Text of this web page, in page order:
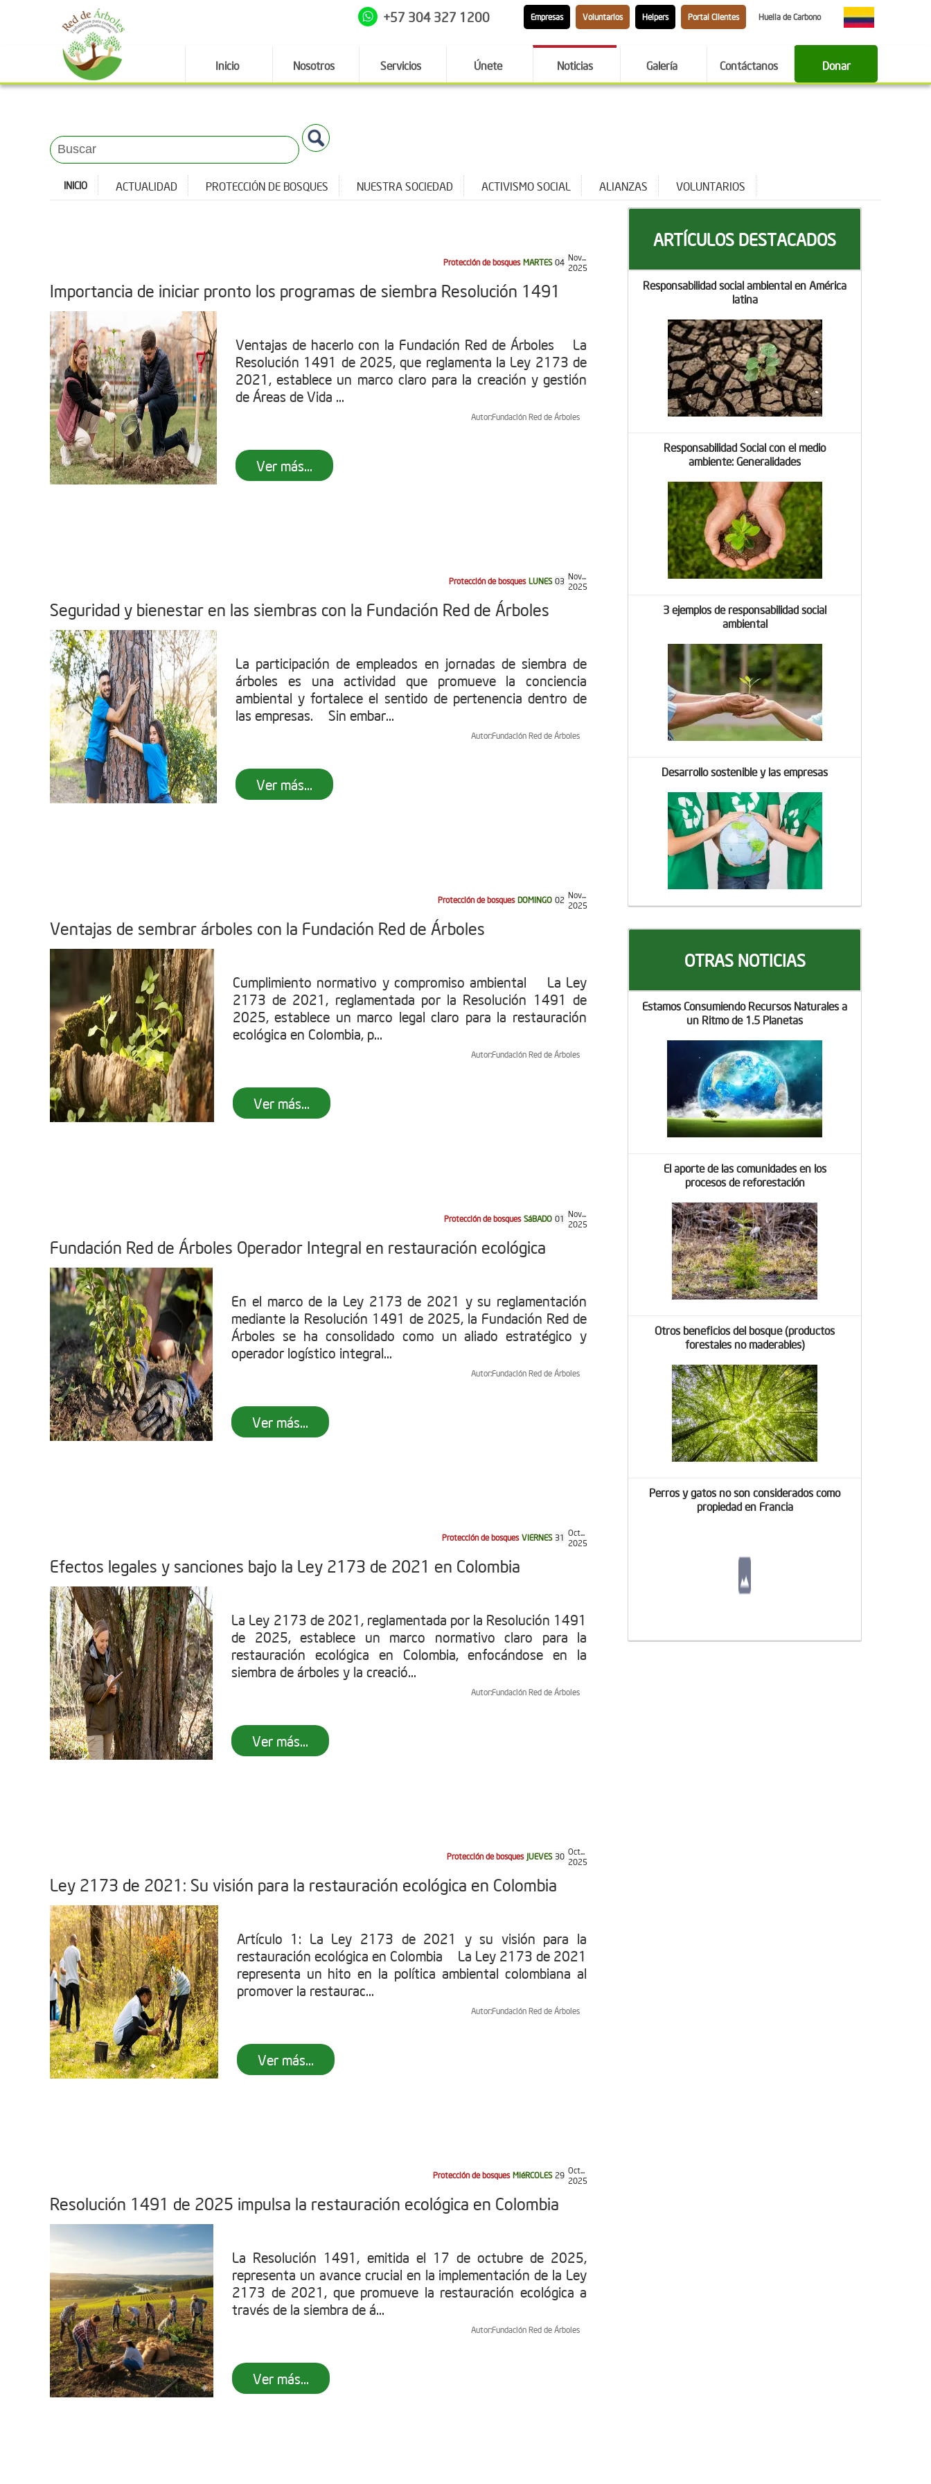
+57 304 327 1200 Empresas Voluntarios Helpers Portal Clientes Huella de Carbono
Inicio Nosotros Servicios Únete Noticias Galería Contáctanos Donar
INICIO ACTUALIDAD PROTECCIÓN DE BOSQUES NUESTRA SOCIEDAD ACTIVISMO SOCIAL ALIANZAS VOLUNTARIOS
Protección de bosques MARTES 04 Nov...
2025
Importancia de iniciar pronto los programas de siembra Resolución 1491
Ventajas de hacerlo con la Fundación Red de Árboles La
Resolución 1491 de 2025, que reglamenta la Ley 2173 de
2021, establece un marco claro para la creación y gestión
de Áreas de Vida ...
Autor:Fundación Red de Árboles
Ver más...
Protección de bosques LUNES 03 Nov...
2025
Seguridad y bienestar en las siembras con la Fundación Red de Árboles
La participación de empleados en jornadas de siembra de
árboles es una actividad que promueve la conciencia
ambiental y fortalece el sentido de pertenencia dentro de
las empresas. Sin embar...
Autor:Fundación Red de Árboles
Ver más...
Protección de bosques DOMINGO 02 Nov...
2025
Ventajas de sembrar árboles con la Fundación Red de Árboles
Cumplimiento normativo y compromiso ambiental La Ley
2173 de 2021, reglamentada por la Resolución 1491 de
2025, establece un marco legal claro para la restauración
ecológica en Colombia, p...
Autor:Fundación Red de Árboles
Ver más...
Protección de bosques SáBADO 01 Nov...
2025
Fundación Red de Árboles Operador Integral en restauración ecológica
En el marco de la Ley 2173 de 2021 y su reglamentación
mediante la Resolución 1491 de 2025, la Fundación Red de
Árboles se ha consolidado como un aliado estratégico y
operador logístico integral...
Autor:Fundación Red de Árboles
Ver más...
Protección de bosques VIERNES 31 Oct...
2025
Efectos legales y sanciones bajo la Ley 2173 de 2021 en Colombia
La Ley 2173 de 2021, reglamentada por la Resolución 1491
de 2025, establece un marco normativo claro para la
restauración ecológica en Colombia, enfocándose en la
siembra de árboles y la creació...
Autor:Fundación Red de Árboles
Ver más...
Protección de bosques JUEVES 30 Oct...
2025
Ley 2173 de 2021: Su visión para la restauración ecológica en Colombia
Artículo 1: La Ley 2173 de 2021 y su visión para la
restauración ecológica en Colombia La Ley 2173 de 2021
representa un hito en la política ambiental colombiana al
promover la restaurac...
Autor:Fundación Red de Árboles
Ver más...
Protección de bosques MIéRCOLES 29 Oct...
2025
Resolución 1491 de 2025 impulsa la restauración ecológica en Colombia
La Resolución 1491, emitida el 17 de octubre de 2025,
representa un avance crucial en la implementación de la Ley
2173 de 2021, que promueve la restauración ecológica a
través de la siembra de á...
Autor:Fundación Red de Árboles
Ver más...
ARTÍCULOS DESTACADOS
Responsabilidad social ambiental en América
latina
Responsabilidad Social con el medio
ambiente: Generalidades
3 ejemplos de responsabilidad social
ambiental
Desarrollo sostenible y las empresas
OTRAS NOTICIAS
Estamos Consumiendo Recursos Naturales a
un Ritmo de 1.5 Planetas
El aporte de las comunidades en los
procesos de reforestación
Otros beneficios del bosque (productos
forestales no maderables)
Perros y gatos no son considerados como
propiedad en Francia